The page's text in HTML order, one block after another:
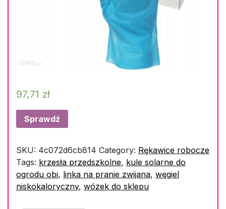
97,71 zł
Sprawdź
SKU: 4c072d6cb814 Category: Rękawice robocze
Tags: krzesła przedszkolne, kule solarne do
ogrodu obi, linka na pranie zwijana, węgiel
niskokaloryczny, wózek do sklepu